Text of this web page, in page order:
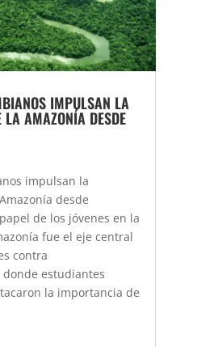
IMPULSAN LA
LA AMAZONÍA DESDE
impulsan la
desde
de los jóvenes en la
fue el eje central
contra
estudiantes
la importancia de